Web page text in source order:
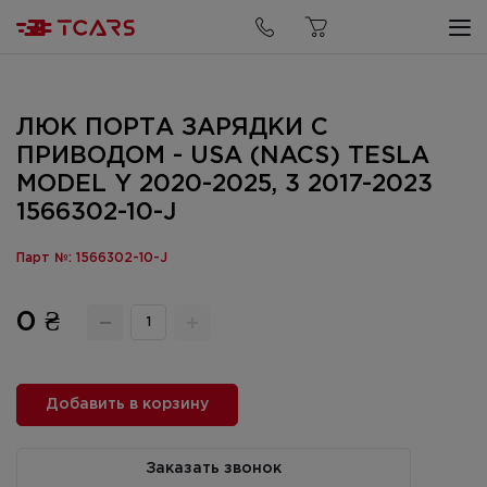
ЛЮК ПОРТА ЗАРЯДКИ С
ПРИВОДОМ - USA (NACS) TESLA
MODEL Y 2020-2025, 3 2017-2023
1566302-10-J
Парт №: 1566302-10-J
0 ₴
Добавить в корзину
Заказать звонок